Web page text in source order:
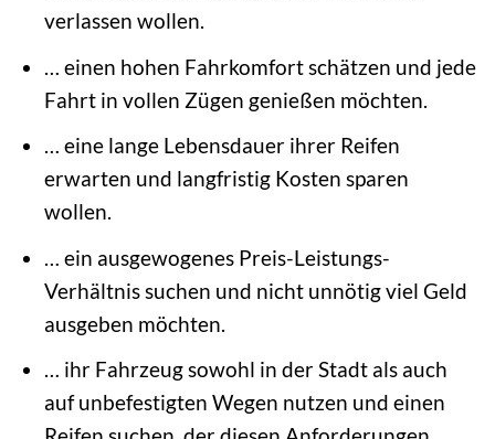
verlassen wollen.
… einen hohen Fahrkomfort schätzen und jede
Fahrt in vollen Zügen genießen möchten.
… eine lange Lebensdauer ihrer Reifen
erwarten und langfristig Kosten sparen
wollen.
… ein ausgewogenes Preis-Leistungs-
Verhältnis suchen und nicht unnötig viel Geld
ausgeben möchten.
… ihr Fahrzeug sowohl in der Stadt als auch
auf unbefestigten Wegen nutzen und einen